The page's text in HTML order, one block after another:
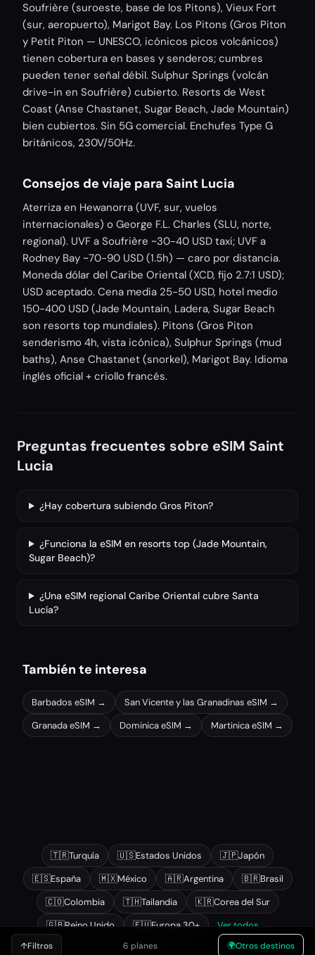
Soufrière (suroeste, base de los Pitons), Vieux Fort
(sur, aeropuerto), Marigot Bay. Los Pitons (Gros Piton
y Petit Piton — UNESCO, icónicos picos volcánicos)
tienen cobertura en bases y senderos; cumbres
pueden tener señal débil. Sulphur Springs (volcán
drive-in en Soufrière) cubierto. Resorts de West
Coast (Anse Chastanet, Sugar Beach, Jade Mountain)
bien cubiertos. Sin 5G comercial. Enchufes Type G
británicos, 230V/50Hz.
Consejos de viaje para Saint Lucia
Aterriza en Hewanorra (UVF, sur, vuelos
internacionales) o George F.L. Charles (SLU, norte,
regional). UVF a Soufrière ~30-40 USD taxi; UVF a
Rodney Bay ~70-90 USD (1.5h) — caro por distancia.
Moneda dólar del Caribe Oriental (XCD, fijo 2.7:1 USD);
USD aceptado. Cena media 25-50 USD, hotel medio
150-400 USD (Jade Mountain, Ladera, Sugar Beach
son resorts top mundiales). Pitons (Gros Piton
senderismo 4h, vista icónica), Sulphur Springs (mud
baths), Anse Chastanet (snorkel), Marigot Bay. Idioma
inglés oficial + criollo francés.
Preguntas frecuentes sobre eSIM Saint
Lucia
¿Hay cobertura subiendo Gros Piton?
¿Funciona la eSIM en resorts top (Jade Mountain,
Sugar Beach)?
¿Una eSIM regional Caribe Oriental cubre Santa
Lucía?
También te interesa
Barbados eSIM → San Vicente y las Granadinas eSIM →
GranadaeSIM → DominicaeSIM → MartinicaeSIM →
Otros destinos populares
🇹🇷Turquía 🇺🇸Estados Unidos 🇯🇵Japón
🇪🇸España 🇲🇽México 🇦🇷Argentina 🇧🇷Brasil
🇨🇴Colombia 🇹🇭Tailandia 🇰🇷Corea del Sur
🇬🇧Reino Unido 🇪🇺Europa 30+ Ver todos →
↑Filtros 6 planes 🌍Otros destinos